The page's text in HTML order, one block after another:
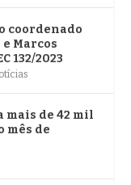
coordenado
Marcos
132/2023
de 42 mil
mês de